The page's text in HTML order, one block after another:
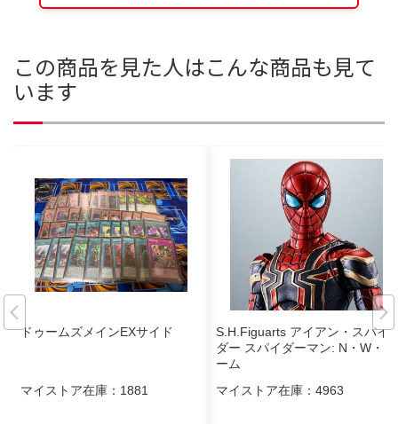
この商品を見た人はこんな商品も見て
います
ドゥームズメインEXサイド
マイストア在庫： 1881
S.H.Figuarts アイアン・スパイ
ダー スパイダーマン: N・W・ホ
ーム
マイストア在庫： 4963